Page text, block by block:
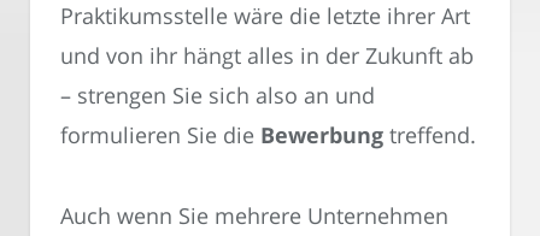
Praktikumsstelle wäre die letzte ihrer Art
und von ihr hängt alles in der Zukunft ab
– strengen Sie sich also an und
formulieren Sie die Bewerbung treffend.
Auch wenn Sie mehrere Unternehmen